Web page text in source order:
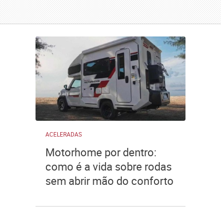
ACELERADAS
Motorhome por dentro:
como é a vida sobre rodas
sem abrir mão do conforto